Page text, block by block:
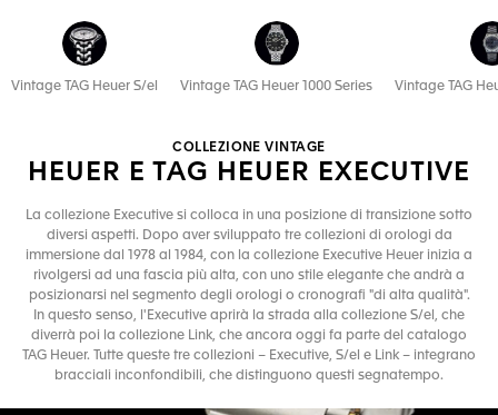
Vintage TAG Heuer S/el Vintage TAG Heuer 1000 Series Vintage TAG
COLLEZIONE VINTAGE
HEUER E TAG HEUER EXECUTIVE
La collezione Executive si colloca in una posizione di transizione sotto
diversi aspetti. Dopo aver sviluppato tre collezioni di orologi da
immersione dal 1978 al 1984, con la collezione Executive Heuer inizia a
rivolgersi ad una fascia più alta, con uno stile elegante che andrà a
posizionarsi nel segmento degli orologi o cronografi "di alta qualità".
In questo senso, l'Executive aprirà la strada alla collezione S/el, che
diverrà poi la collezione Link, che ancora oggi fa parte del catalogo
TAG Heuer. Tutte queste tre collezioni – Executive, S/el e Link – integrano
bracciali inconfondibili, che distinguono questi segnatempo.